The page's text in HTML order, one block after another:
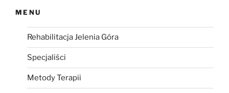
MENU
Rehabilitacja Jelenia Góra
Specjaliści
Metody Terapii